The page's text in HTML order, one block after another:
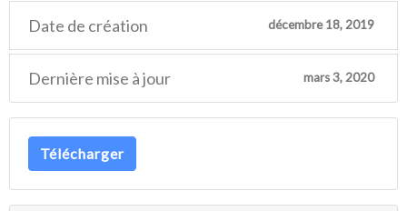
Date de création décembre 18, 2019
Dernière mise à jour mars 3, 2020
Télécharger